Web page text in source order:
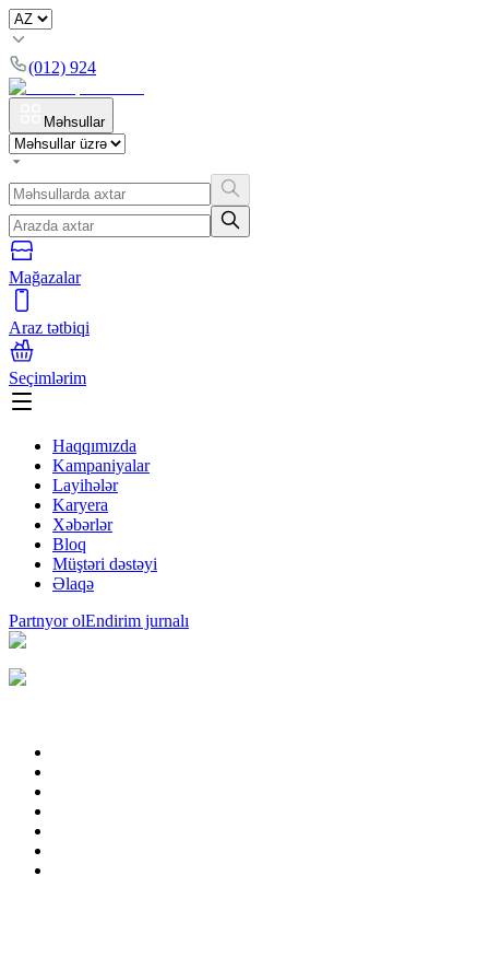
(012) 924
Məhsullar
Mağazalar
Araz tətbiqi
Seçimlərim
Haqqımızda
Kampaniyalar
Layihələr
Karyera
Xəbərlər
Bloq
Müştəri dəstəyi
Əlaqə
Partnyor olEndirim jurnalı